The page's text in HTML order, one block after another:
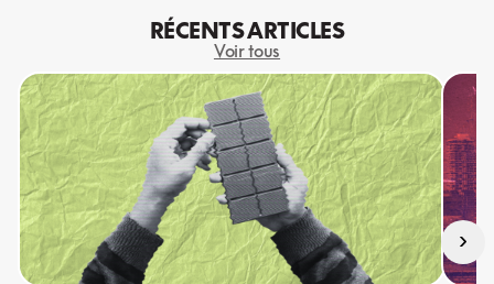
RÉCENTS ARTICLES
Voir tous
›